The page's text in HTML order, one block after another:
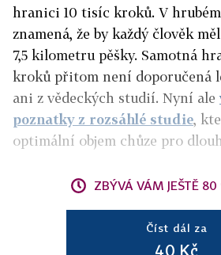
hranici 10 tisíc kroků. V
znamená, že by každý člověk
7,5 kilometru pěšky. Samotná
kroků přitom není doporučená
ani z vědeckých studií. Nyní ale
poznatky z rozsáhlé studie,
optimální objem chůze pro
ZBÝVÁ VÁM JEŠTĚ
Číst dál za
40 Kč